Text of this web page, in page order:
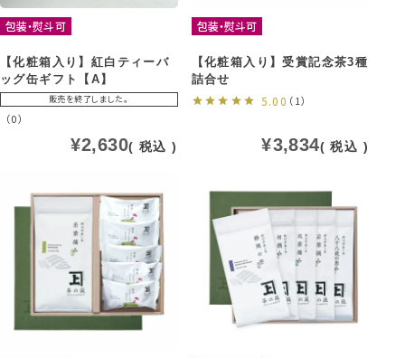
包装・熨斗可
【化粧箱入り】紅白ティーバ
ッグ缶ギフト【A】
販売を終了しました。
（0）
¥2,630 税込
包装・熨斗可
【化粧箱入り】受賞記念茶3種
詰合せ
5.00 （1）
¥3,834 税込